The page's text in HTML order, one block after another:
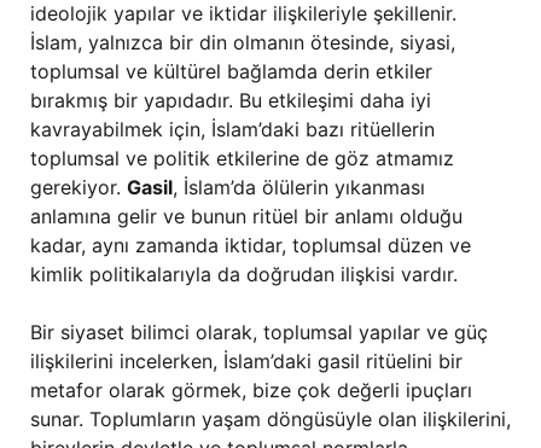
ideolojik yapılar ve iktidar ilişkileriyle şekillenir.
İslam, yalnızca bir din olmanın ötesinde, siyasi,
toplumsal ve kültürel bağlamda derin etkiler
bırakmış bir yapıdadır. Bu etkileşimi daha iyi
kavrayabilmek için, İslam’daki bazı ritüellerin
toplumsal ve politik etkilerine de göz atmamız
gerekiyor. Gasil, İslam’da ölülerin yıkanması
anlamına gelir ve bunun ritüel bir anlamı olduğu
kadar, aynı zamanda iktidar, toplumsal düzen ve
kimlik politikalarıyla da doğrudan ilişkisi vardır.
Bir siyaset bilimci olarak, toplumsal yapılar ve güç
ilişkilerini incelerken, İslam’daki gasil ritüelini bir
metafor olarak görmek, bize çok değerli ipuçları
sunar. Toplumların yaşam döngüsüyle olan ilişkilerini,